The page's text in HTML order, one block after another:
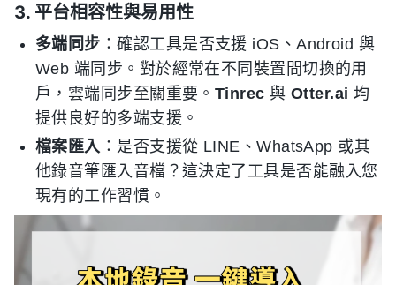
3. 平台相容性與易用性
多端同步 ：確認工具是否支援 iOS、Android 與
Web 端同步。對於經常在不同裝置間切換的用
戶，雲端同步至關重要。 Tinrec 與Otter.ai 均
提供良好的多端支援。
檔案匯入 ：是否支援從 LINE、WhatsApp 或其
他錄音筆匯入音檔？這決定了工具是否能融入您
現有的工作習慣。